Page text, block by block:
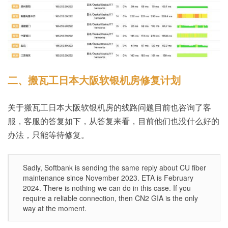
二、搬瓦工日本大阪软银机房修复计划
关于搬瓦工日本大阪软银机房的线路问题目前也咨询了客
服，客服的答复如下，从答复来看，目前他们也没什么好的
办法，只能等待修复。
Sadly, Softbank is sending the same reply about CU fiber
maintenance since November 2023. ETA is February
2024. There is nothing we can do in this case. If you
require a reliable connection, then CN2 GIA is the only
way at the moment.